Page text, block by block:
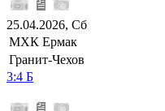
25.04.2026, Сб
МХК Ермак
Гранит-Чехов
3:4 Б